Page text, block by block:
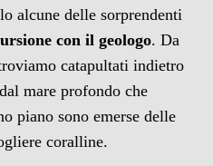
alcune delle sorprendenti
con il geologo. Da
catapultati indietro
mare profondo che
piano sono emerse delle
coralline.